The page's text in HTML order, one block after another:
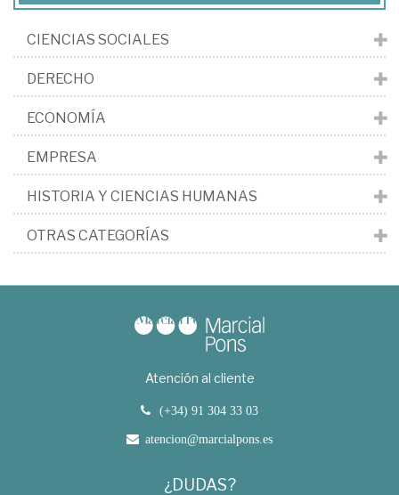
CIENCIAS SOCIALES
DERECHO
ECONOMÍA
EMPRESA
HISTORIA Y CIENCIAS HUMANAS
OTRAS CATEGORÍAS
Atención al cliente
(+34) 91 304 33 03
atencion@marcialpons.es
¿DUDAS?